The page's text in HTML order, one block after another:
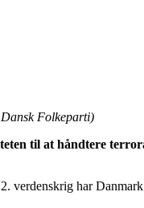
Folkeparti)
til at håndtere
verdenskrig har